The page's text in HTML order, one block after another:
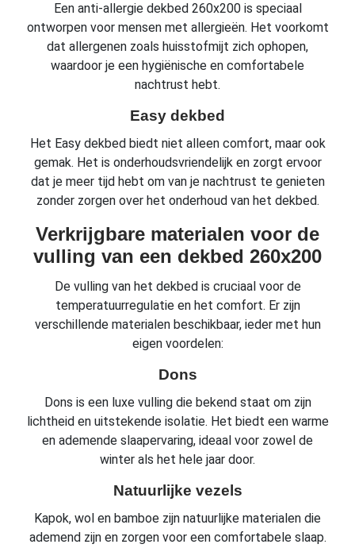
Een anti-allergie dekbed 260x200 is speciaal
ontworpen voor mensen met allergieën. Het voorkomt
dat allergenen zoals huisstofmijt zich ophopen,
waardoor je een hygiënische en comfortabele
nachtrust hebt.
Easy dekbed
Het Easy dekbed biedt niet alleen comfort, maar ook
gemak. Het is onderhoudsvriendelijk en zorgt ervoor
dat je meer tijd hebt om van je nachtrust te genieten
zonder zorgen over het onderhoud van het dekbed.
Verkrijgbare materialen voor de
vulling van een dekbed 260x200
De vulling van het dekbed is cruciaal voor de
temperatuurregulatie en het comfort. Er zijn
verschillende materialen beschikbaar, ieder met hun
eigen voordelen:
Dons
Dons is een luxe vulling die bekend staat om zijn
lichtheid en uitstekende isolatie. Het biedt een warme
en ademende slaapervaring, ideaal voor zowel de
winter als het hele jaar door.
Natuurlijke vezels
Kapok, wol en bamboe zijn natuurlijke materialen die
ademend zijn en zorgen voor een comfortabele slaap.